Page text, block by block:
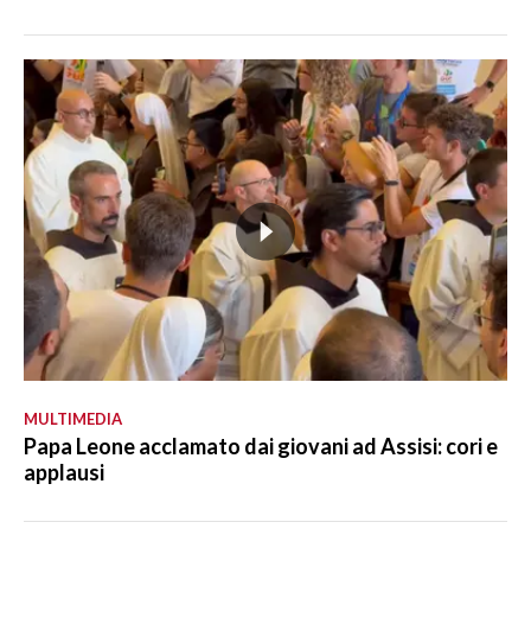
MULTIMEDIA
Papa Leone acclamato dai giovani ad Assisi: cori e
applausi